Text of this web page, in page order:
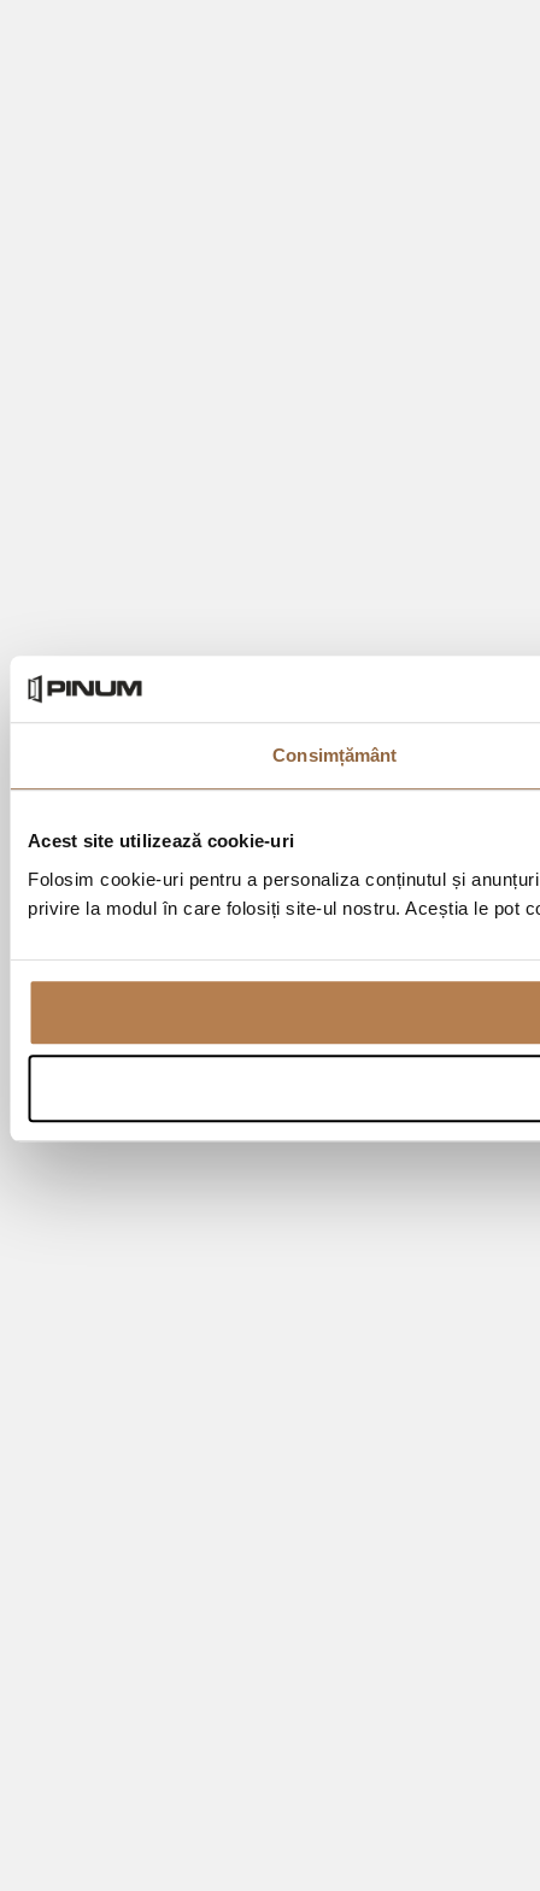
Consimțământ
Acest site utilizează cookie-uri
Folosim cookie-uri pentru a personaliza conținutul și
privire la modul în care folosiți site-ul nostru. Aceștia le pot